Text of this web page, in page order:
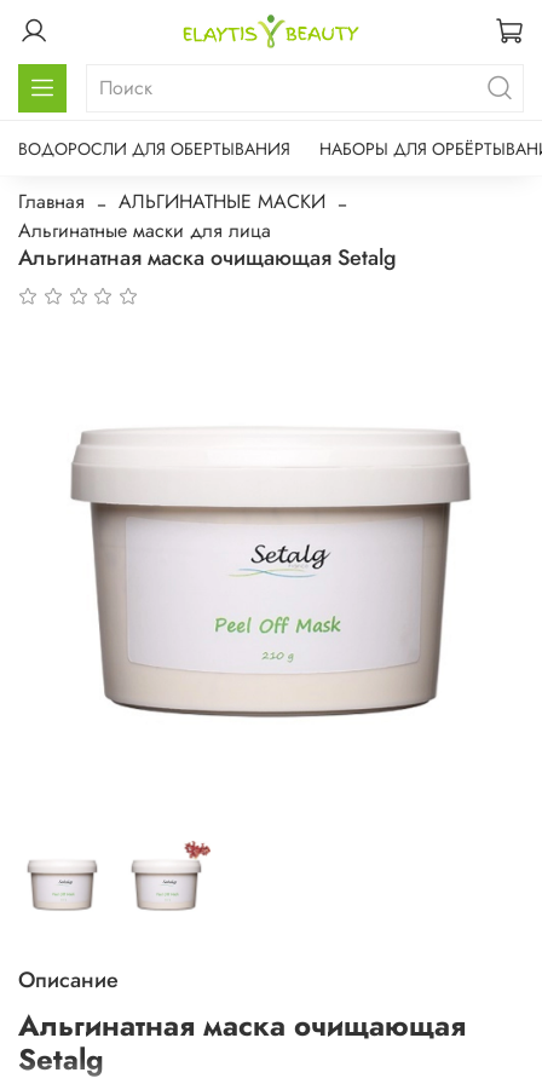
ВОДОРОСЛИ ДЛЯ ОБЕРТЫВАНИЯ НАБОРЫ ДЛЯ
Главная
АЛЬГИНАТНЫЕ МАСКИ
Альгинатные маски для лица
Альгинатная маска очищающая Setalg
Описание
Альгинатная маска очищающая
Setalg